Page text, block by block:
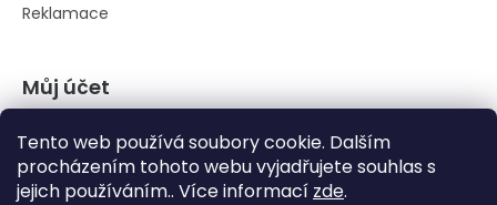
Tento web používá soubory cookie. Dalším
procházením tohoto webu vyjadřujete souhlas s
jejich používáním.. Více informací zde.
Reklamace
Můj účet
Registrace
Historie objednávek